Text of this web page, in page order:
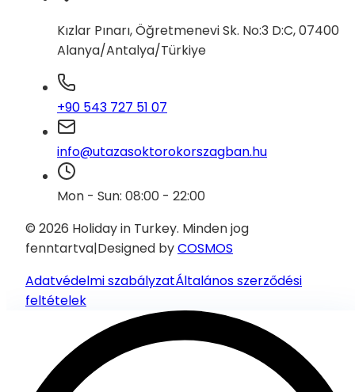
Kızlar Pınarı, Öğretmenevi Sk. No:3 D:C, 07400
Alanya/Antalya/Türkiye
+90 543 727 51 07
info@utazasoktorokorszagban.hu
Mon - Sun: 08:00 - 22:00
© 2026 Holiday in Turkey. Minden jog
fenntartva|Designed byCOSMOS
Adatvédelmi szabályzatÁltalános szerződési
feltételek